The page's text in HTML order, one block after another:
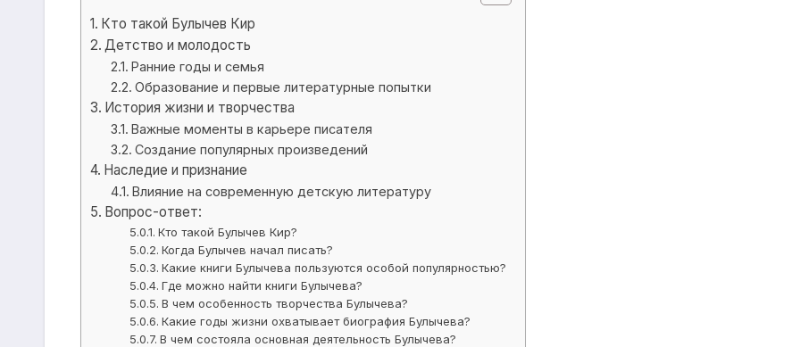
Кто такой Булычев Кир
Детство и молодость
Ранние годы и семья
Образование и первые литературные попытки
История жизни и творчества
Важные моменты в карьере писателя
Создание популярных произведений
Наследие и признание
Влияние на современную детскую литературу
Вопрос-ответ:
Кто такой Булычев Кир?
Когда Булычев начал писать?
Какие книги Булычева пользуются особой популярностью?
Где можно найти книги Булычева?
В чем особенность творчества Булычева?
Какие годы жизни охватывает биография Булычева?
В чем состояла основная деятельность Булычева?